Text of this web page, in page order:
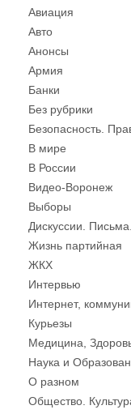
Авиация
Авто
Анонсы
Армия
Банки
Без рубрики
Безопасность.
В мире
В России
Видео-Воронеж
Выборы
Дискуссии.
Жизнь партийная
ЖКХ
Интервью
Интернет,
Курьезы
Медицина,
Наука и
О разном
Общество.